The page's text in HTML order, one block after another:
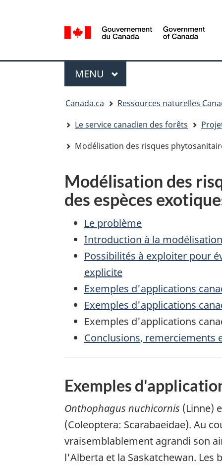
de
la
Government
MENU PRINCIPAL
Canada.ca
Ressources naturelles
Le service canadien des forêts
Modélisation des risques
Modélisation des
des espèces
Le problème
Introduction à la
Possibilités à exploiter pour
explicite
Exemples d'applications
Exemples d'applications
Exemples d'applications
Conclusions, remerciements
Exemples
Onthophagus nuchicornis (Linne)
(Coleoptera: Scarabaeidae). Au
vraisemblablement agrandi son
l'Alberta et la Saskatchewan.